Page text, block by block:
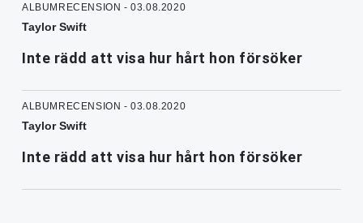
ALBUMRECENSION - 03.08.2020
Taylor Swift
Inte rädd att visa hur hårt hon försöker
ALBUMRECENSION - 03.08.2020
Taylor Swift
Inte rädd att visa hur hårt hon försöker